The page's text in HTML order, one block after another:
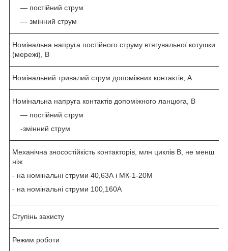
― постійний струм
— змінний струм
Номінальна напруга постійного струму втягувальної котушки
(мережі), В
Номінальний тривалий струм допоміжних контактів, А
Номінальна напруга контактів допоміжного ланцюга, В
― постійний струм
-змінний струм
Механічна зносостійкість контакторів, млн циклів В, не менш
ніж
- на номінальні струми 40,63А і МК-1-20М
- на номінальні струми 100,160А
Ступінь захисту
Режим роботи